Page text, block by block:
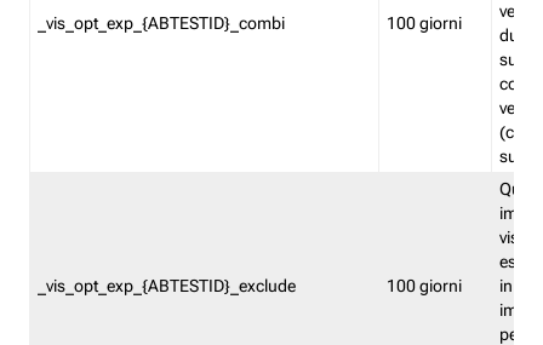
_vis_opt_exp_{ABTESTID}_combi 100 giorni
_vis_opt_exp_{ABTESTID}_exclude 100 giorni
in